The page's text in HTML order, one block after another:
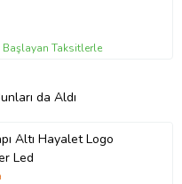
Başlayan Taksitlerle
da Aldı
Altı Hayalet Logo
Led